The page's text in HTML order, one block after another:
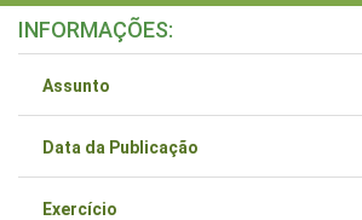
INFORMAÇÕES:
Assunto
Data da Publicação
Exercício